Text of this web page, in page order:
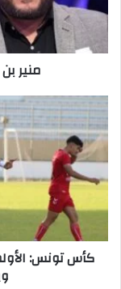
منير
كأس
تونس:
الأولمبي
الباجي
على
مستقبل
المرسى
ويتأهل
إلىكأس تونس: